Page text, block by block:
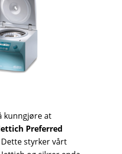
kunngjøre at
Preferred
styrker vårt